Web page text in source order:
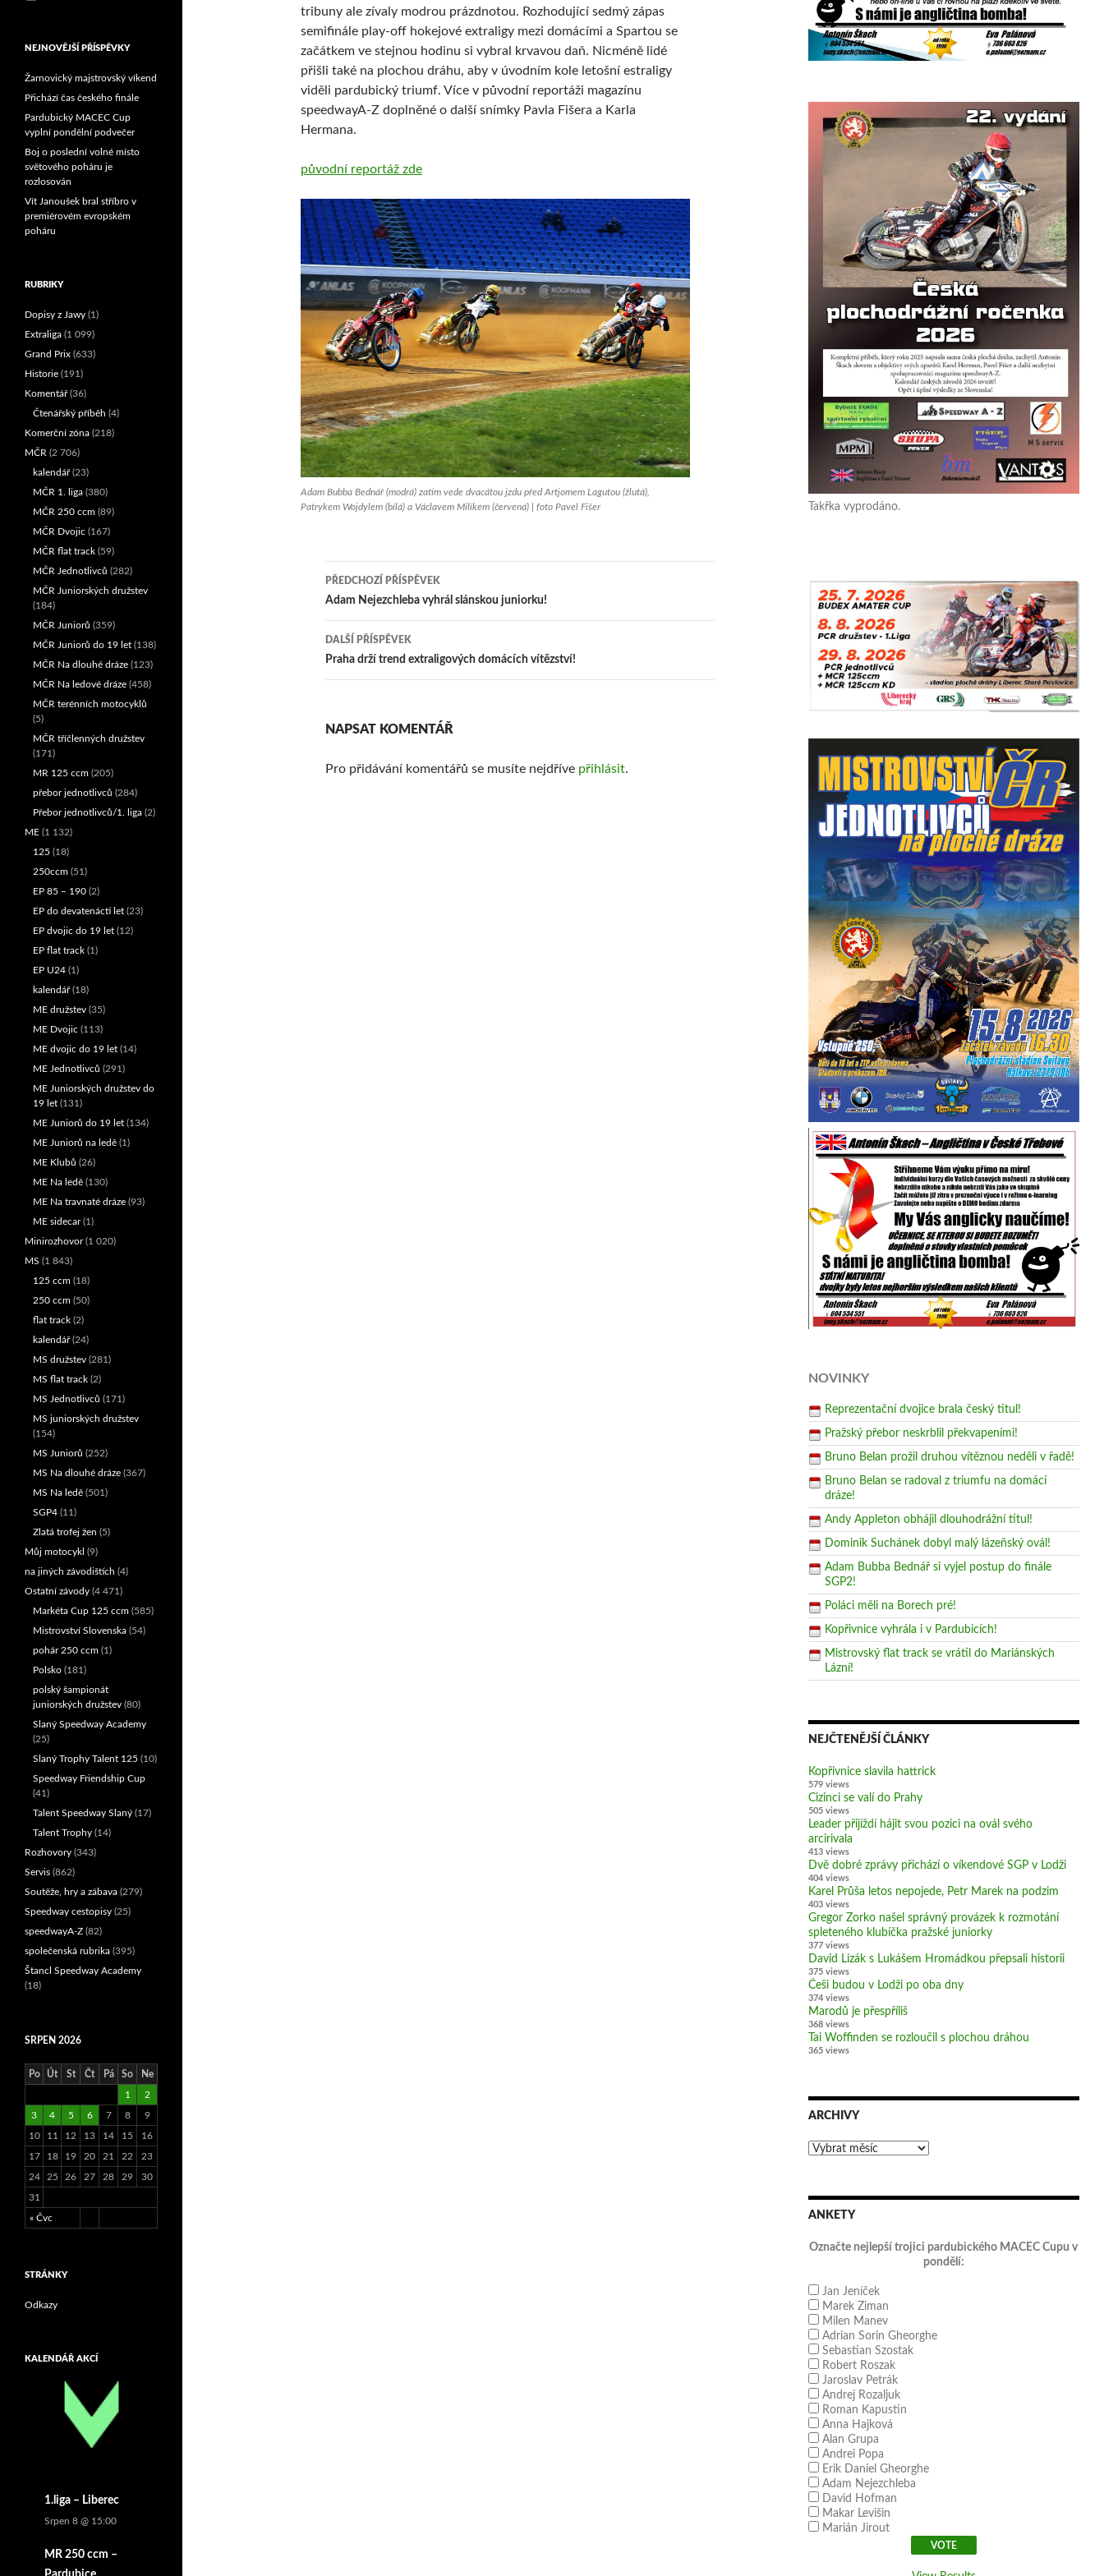
tribuny ale zívaly modrou prázdnotou. Rozhodující sedmý zápas
semifinále play-off hokejové extraligy mezi domácími a Spartou se
začátkem ve stejnou hodinu si vybral krvavou daň. Nicméně lidé
přišli také na plochou dráhu, aby v úvodním kole letošní estraligy
viděli pardubický triumf. Více v původní reportáži magazínu
speedwayA-Z doplněné o další snímky Pavla Fišera a Karla
Hermana.
původní reportáž zde
Adam Bubba Bednář (modrá) zatím vede dvacátou jzdu před Artjomem Lagutou (žlutá),
Patrykem Wojdylem (bílá) a Václavem Milíkem (červená) | foto Pavel Fišer
Navigace
pro
příspěvek
PŘEDCHOZÍ PŘÍSPĚVEK
Adam Nejezchleba vyhrál slánskou juniorku!
DALŠÍ PŘÍSPĚVEK
Praha drží trend extraligových domácích vítězství!
NAPSAT KOMENTÁŘ
Pro přidávání komentářů se musíte nejdříve přihlásit.
Takřka vyprodáno.
NOVINKY
Reprezentační dvojice brala český titul!
Pražský přebor neskrblil překvapeními!
Bruno Belan prožil druhou vítěznou neděli v řadě!
Bruno Belan se radoval z triumfu na domácí
dráze!
Andy Appleton obhájil dlouhodrážní titul!
Dominik Suchánek dobyl malý lázeňský ovál!
Adam Bubba Bednář si vyjel postup do finále
SGP2!
Poláci měli na Borech pré!
Kopřivnice vyhrála i v Pardubicích!
Mistrovský flat track se vrátil do Mariánských
Lázní!
NEJČTENĚJŠÍ ČLÁNKY
Kopřivnice slavila hattrick
579 views
Cizinci se valí do Prahy
505 views
Leader přijíždí hájit svou pozici na ovál svého
arcirivala
413 views
Dvě dobré zprávy přichází o víkendové SGP v Lodži
404 views
Karel Průša letos nepojede, Petr Marek na podzim
403 views
Gregor Zorko našel správný provázek k rozmotání
spleteného klubíčka pražské juniorky
377 views
David Lizák s Lukášem Hromádkou přepsali historii
375 views
Češi budou v Lodži po oba dny
374 views
Marodů je přespříliš
368 views
Tai Woffinden se rozloučil s plochou dráhou
365 views
ARCHIVY
Archivy
ANKETY
Označte nejlepší trojici pardubického MACEC Cupu v
pondělí:
Jan Jeníček
Marek Ziman
Milen Manev
Adrian Sorin Gheorghe
Sebastian Szostak
Robert Roszak
Jaroslav Petrák
Andrej Rozaljuk
Roman Kapustin
Anna Hajková
Alan Grupa
Andrei Popa
Erik Daniel Gheorghe
Adam Nejezchleba
David Hofman
Makar Levišin
Marián Jirout
NEJNOVĚJŠÍ PŘÍSPĚVKY
Žarnovický majstrovský víkend
Přichází čas českého finále
Pardubický MACEC Cup
vyplní pondělní podvečer
Boj o poslední volné místo
světového poháru je
rozlosován
Vít Janoušek bral stříbro v
premiérovém evropském
poháru
RUBRIKY
Dopisy z Jawy (1)
Extraliga (1 099)
Grand Prix (633)
Historie (191)
Komentář(36)
Čtenářský příběh (4)
Komerční zóna (218)
MČR (2 706)
kalendář(23)
MČR 1. liga (380)
MČR 250 ccm (89)
MČR Dvojic (167)
MČR flat track (59)
MČR Jednotlivců (282)
MČR Juniorských družstev
(184)
MČR Juniorů (359)
MČR Juniorů do 19 let (138)
MČR Na dlouhé dráze (123)
MČR Na ledové dráze (458)
MČR terénních motocyklů
(5)
MČR tříčlenných družstev
(171)
MR 125 ccm (205)
přebor jednotlivců (284)
Přebor jednotlivců/1. liga (2)
ME (1 132)
125 (18)
250ccm (51)
EP 85 – 190 (2)
EP do devatenácti let (23)
EP dvojic do 19 let (12)
EP flat track (1)
EP U24 (1)
kalendář(18)
ME družstev (35)
ME Dvojic (113)
ME dvojic do 19 let (14)
ME Jednotlivců (291)
ME Juniorských družstev do
19 let (131)
ME Juniorů do 19 let (134)
ME Juniorů na ledě (1)
ME Klubů (26)
ME Na ledě (130)
ME Na travnaté dráze (93)
ME sidecar(1)
Minirozhovor(1 020)
MS (1 843)
125 ccm (18)
250 ccm (50)
flat track (2)
kalendář(24)
MS družstev (281)
MS flat track (2)
MS Jednotlivců (171)
MS juniorských družstev
(154)
MS Juniorů (252)
MS Na dlouhé dráze (367)
MS Na ledě (501)
SGP4 (11)
Zlatá trofej žen (5)
Můj motocykl (9)
na jiných závodištích (4)
Ostatní závody (4 471)
Markéta Cup 125 ccm (585)
Mistrovství Slovenska (54)
pohár 250 ccm (1)
Polsko (181)
polský šampionát
juniorských družstev (80)
Slaný Speedway Academy
(25)
Slaný Trophy Talent 125 (10)
Speedway Friendship Cup
(41)
Talent Speedway Slaný (17)
Talent Trophy (14)
Rozhovory (343)
Servis (862)
Soutěže, hry a zábava (279)
Speedway cestopisy (25)
speedwayA-Z (82)
společenská rubrika (395)
Štancl Speedway Academy
(18)
SRPEN 2026
Po Út St Čt Pá So Ne
« Čvc
1 2
3 4 5 6 7 8 9
10 11 12 13 14 15 16
17 18 19 20 21 22 23
24 25 26 27 28 29 30
31
STRÁNKY
Odkazy
KALENDÁŘ AKCÍ
1.liga – Liberec
Srpen 8 @ 15:00
MR 250 ccm –